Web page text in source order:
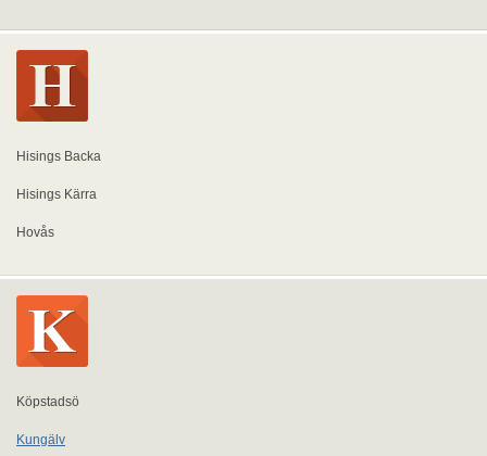
Hisings Backa
Hisings Kärra
Hovås
Köpstadsö
Kungälv